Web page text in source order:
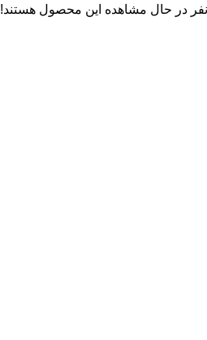
نفر در حال مشاهده این محصول هستند!